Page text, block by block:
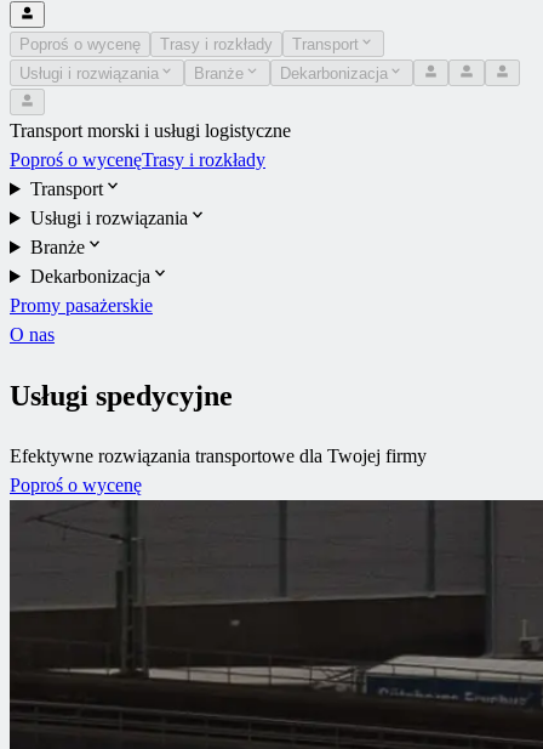
Poproś o wycenę Trasy i rozkłady
Transport
Usługi i rozwiązania
Branże Dekarbonizacja
Transport morski i usługi logistyczne
Poproś o wycenęTrasy i rozkłady
Transport
Usługi i rozwiązania
Branże
Dekarbonizacja
Promy pasażerskie
O nas
Usługi spedycyjne
Efektywne rozwiązania transportowe dla Twojej firmy
Poproś o wycenę